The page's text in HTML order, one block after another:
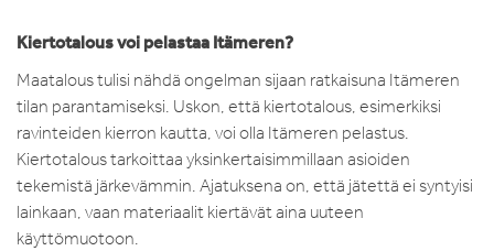
Kiertotalous voi pelastaa Itämeren?
Maatalous tulisi nähdä ongelman sijaan ratkaisuna Itämeren
tilan parantamiseksi. Uskon, että kiertotalous, esimerkiksi
ravinteiden kierron kautta, voi olla Itämeren pelastus.
Kiertotalous tarkoittaa yksinkertaisimmillaan asioiden
tekemistä järkevämmin. Ajatuksena on, että jätettä ei syntyisi
lainkaan, vaan materiaalit kiertävät aina uuteen
käyttömuotoon.